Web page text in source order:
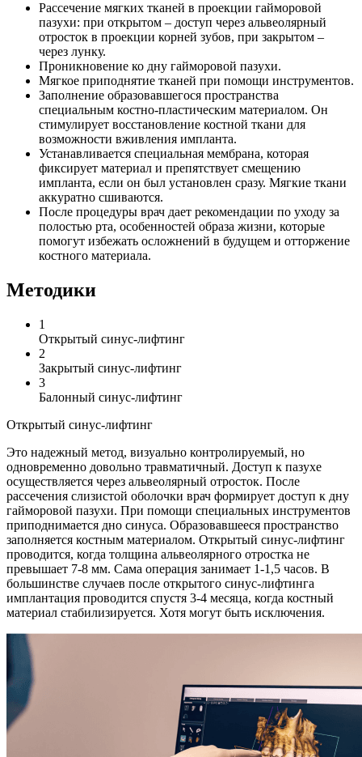
Рассечение мягких тканей в проекции гайморовой
пазухи: при открытом – доступ через альвеолярный
отросток в проекции корней зубов, при закрытом –
через лунку.
Проникновение ко дну гайморовой пазухи.
Мягкое приподнятие тканей при помощи инструментов.
Заполнение образовавшегося пространства
специальным костно-пластическим материалом. Он
стимулирует восстановление костной ткани для
возможности вживления импланта.
Устанавливается специальная мембрана, которая
фиксирует материал и препятствует смещению
импланта, если он был установлен сразу. Мягкие ткани
аккуратно сшиваются.
После процедуры врач дает рекомендации по уходу за
полостью рта, особенностей образа жизни, которые
помогут избежать осложнений в будущем и отторжение
костного материала.
Методики
1
Открытый синус-лифтинг
2
Закрытый синус-лифтинг
3
Балонный синус-лифтинг
Открытый синус-лифтинг
Это надежный метод, визуально контролируемый, но
одновременно довольно травматичный. Доступ к пазухе
осуществляется через альвеолярный отросток. После
рассечения слизистой оболочки врач формирует доступ к дну
гайморовой пазухи. При помощи специальных инструментов
приподнимается дно синуса. Образовавшееся пространство
заполняется костным материалом. Открытый синус-лифтинг
проводится, когда толщина альвеолярного отростка не
превышает 7-8 мм. Сама операция занимает 1-1,5 часов. В
большинстве случаев после открытого синус-лифтинга
имплантация проводится спустя 3-4 месяца, когда костный
материал стабилизируется. Хотя могут быть исключения.